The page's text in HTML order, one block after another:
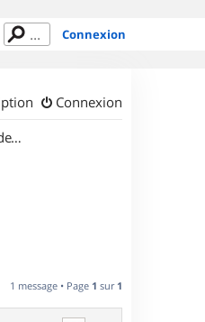
Connexion
Connexion
Organisation de sorties en région Rhône Alpes
1 message • Page 1 sur 1